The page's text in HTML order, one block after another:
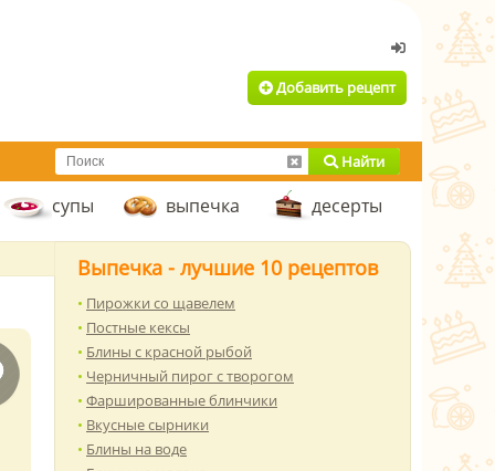
Добавить рецепт
Найти
супы выпечка десерты
Выпечка - лучшие 10 рецептов
Пирожки со щавелем
Постные кексы
Блины с красной рыбой
Черничный пирог с творогом
Фаршированные блинчики
Вкусные сырники
Блины на воде